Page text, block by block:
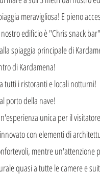
meravigliosa! E pieno
edificio è "Chris snack
spiaggia principale di
di Kardamena!
tutti i ristoranti e locali notturni!
porto della nave!
unica per il
con elementi di
mentre
quasi a tutte le camere e